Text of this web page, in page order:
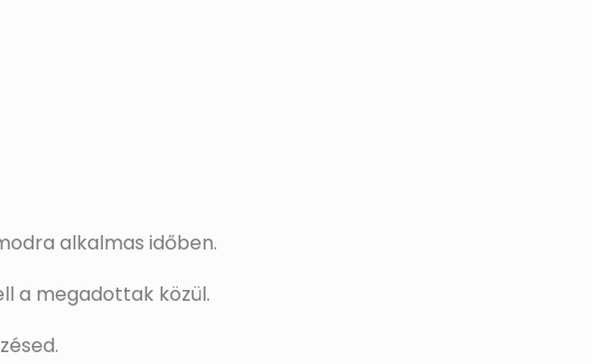
alkalmas időben.
a megadottak közül.